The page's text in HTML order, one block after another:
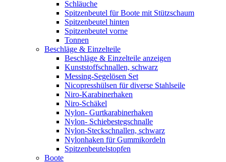
Schläuche
Spitzenbeutel für Boote mit Stützschaum
Spitzenbeutel hinten
Spitzenbeutel vorne
Tonnen
Beschläge & Einzelteile
Beschläge & Einzelteile anzeigen
Kunststoffschnallen, schwarz
Messing-Segelösen Set
Nicopresshülsen für diverse Stahlseile
Niro-Karabinerhaken
Niro-Schäkel
Nylon- Gurtkarabinerhaken
Nylon- Schiebestegschnalle
Nylon-Steckschnallen, schwarz
Nylonhaken für Gummikordeln
Spitzenbeutelstopfen
Boote